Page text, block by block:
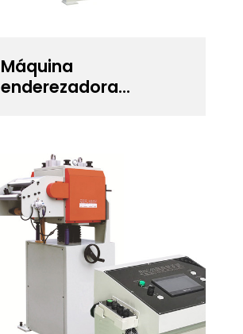
Máquina
enderezadora
precisión